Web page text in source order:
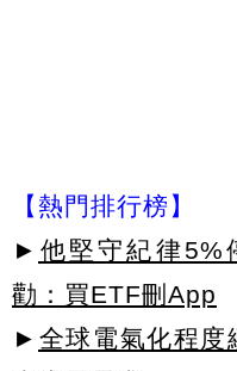
【熱門排行榜】
► 他堅守紀律5%
勸：買ETF刪App
► 全球電氣化程度